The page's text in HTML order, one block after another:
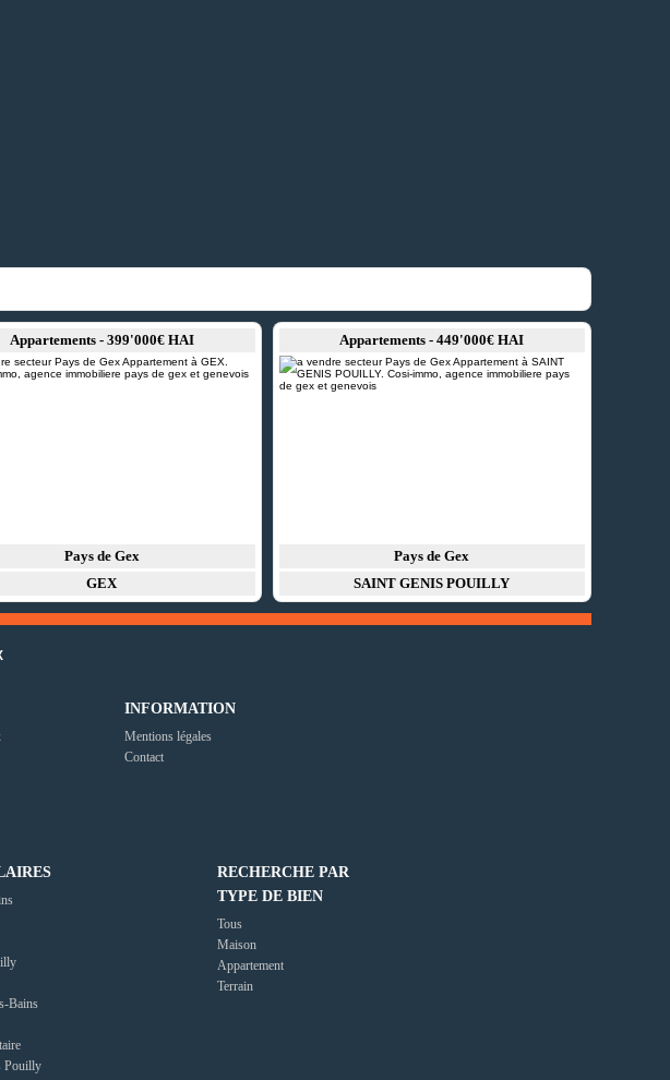
Appartements - 399'000€ HAI
Pays de Gex
GEX
Appartements - 449'000€ HAI
Pays de Gex
SAINT GENIS POUILLY
INFORMATION
Mentions légales
Contact
Bains
Pouilly
RECHERCHE PAR
TYPE DE BIEN
Tous
Maison
Appartement
Terrain